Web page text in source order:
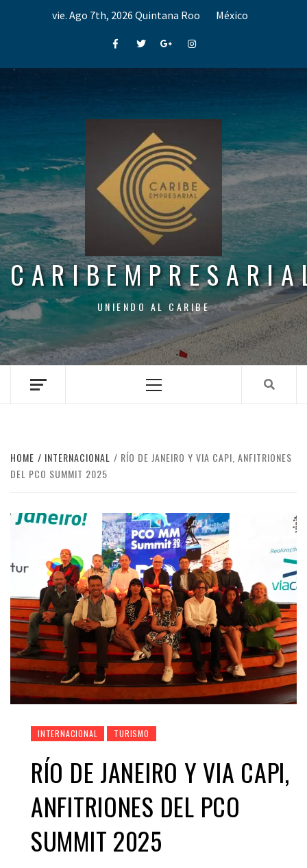
vie. Ago 7th, 2026 Quintana Roo México
FacebookTwitterGoogle+Instagram
UNIENDO AL CARIBE
Menu
HOME INTERNACIONAL
RÍO DE JANEIRO Y VIA CAPI, ANFITRIONES
DEL PCO SUMMIT 2025
INTERNACIONAL TURISMO
RÍO DE JANEIRO Y VIA CAPI,
ANFITRIONES DEL PCO
SUMMIT 2025